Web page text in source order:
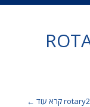
קרא עוד ←